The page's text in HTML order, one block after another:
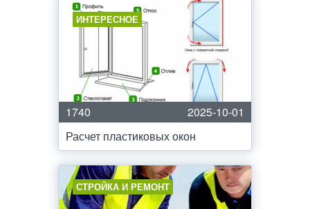
ИНТЕРЕСНОЕ
1740
2025-10-01
Расчет пластиковых окон
СТРОЙКА И РЕМОНТ